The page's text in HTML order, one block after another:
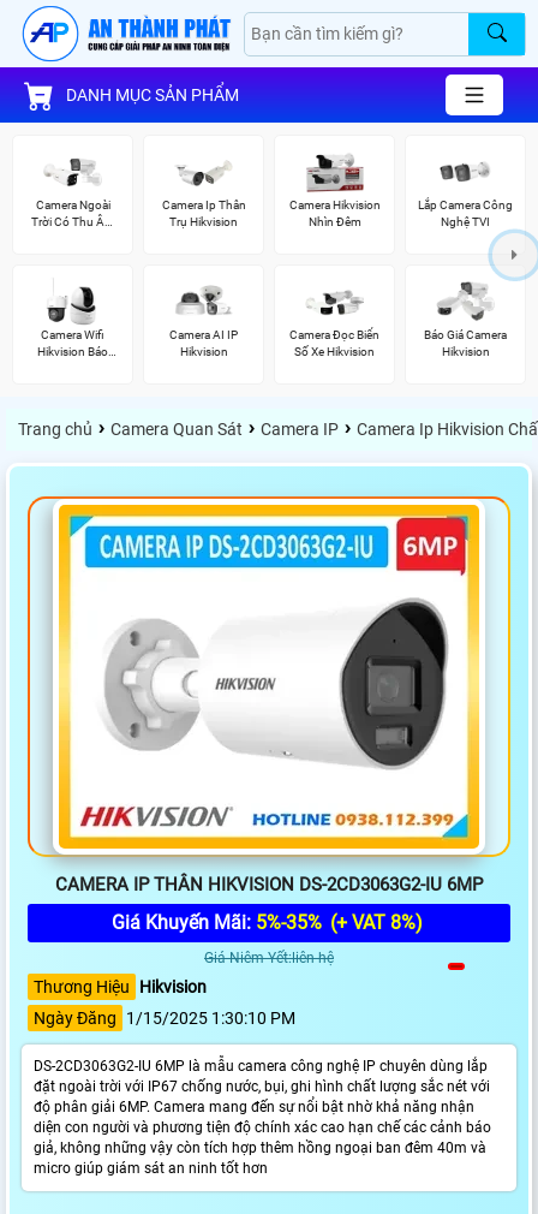
DANH MỤC SẢN PHẨM
Camera Ngoài
Trời Có Thu Âm
Camera Ip Thân
Trụ Hikvision
Camera Hikvision
Nhìn Đêm
Lắp Camera Công
Nghệ TVI
Camera Wifi
Hikvision Báo
Camera AI IP
Hikvision
Camera Đọc Biển
Số Xe Hikvision
Báo Giá Camera
Hikvision
Trang chủ › Camera Quan Sát › Camera IP › Camera Ip Hikvision
CAMERA IP THÂN HIKVISION DS-2CD3063G2-IU 6MP
Giá Khuyến Mãi: 5%-35% (+ VAT 8%)
Giá Niêm Yết:liên hệ
Thương Hiệu
Hikvision
Ngày Đăng
1/15/2025 1:30:10 PM
DS-2CD3063G2-IU 6MP là mẫu camera công nghệ IP chuyên dùng lắp
đặt ngoài trời với IP67 chống nước, bụi, ghi hình chất lượng sắc nét với
độ phân giải 6MP. Camera mang đến sự nổi bật nhờ khả năng nhận
diện con người và phương tiện độ chính xác cao hạn chế các cảnh báo
giả, không những vậy còn tích hợp thêm hồng ngoại ban đêm 40m và
micro giúp giám sát an ninh tốt hơn